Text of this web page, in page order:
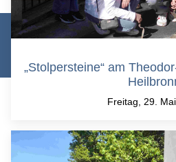
„Stolpersteine“ am
Freitag, 29.
© Theodor-Heuss-Gymnasium